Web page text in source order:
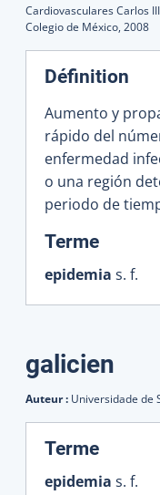
Cardiovasculares Carlos
Colegio de México, 2008
Définition
Aumento y
rápido del
enfermedad
o una región
periodo de
Terme:
epidemia s. f.
galicien
Auteur : Universidade de
Terme:
epidemia s. f.